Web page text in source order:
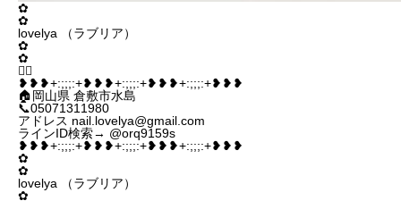
✿
✿
lovelya （ラブリア）
✿
✿
♡⃜
❥❥❥+:;;;:+❥❥❥+:;;;:+❥❥❥+:;;;:+❥❥❥
🏠岡山県 倉敷市水島
📞05071311980
アドレス nail.lovelya@gmail.com
ラインID検索→ @orq9159s
❥❥❥+:;;;:+❥❥❥+:;;;:+❥❥❥+:;;;:+❥❥❥
✿
✿
lovelya （ラブリア）
✿